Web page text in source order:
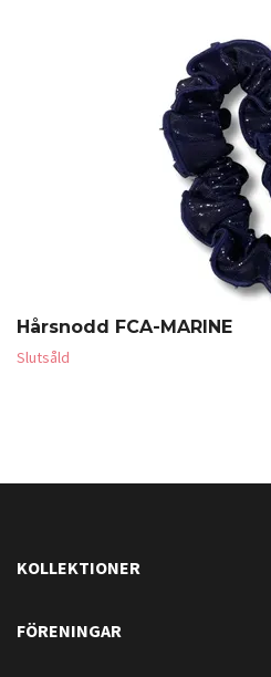
Hårsnodd FCA-MARINE
Slutsåld
KOLLEKTIONER
FÖRENINGAR